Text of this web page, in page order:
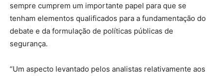
sempre cumprem um importante papel para que se
tenham elementos qualificados para a fundamentação do
debate e da formulação de políticas públicas de
segurança.
“Um aspecto levantado pelos analistas relativamente aos